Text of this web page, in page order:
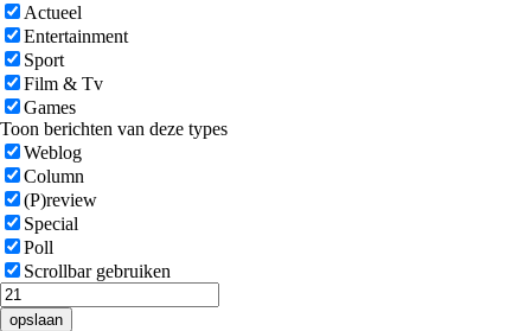
Actueel
Entertainment
Sport
Film & Tv
Games
Toon berichten van deze types
Weblog
Column
(P)review
Special
Poll
Scrollbar gebruiken
opslaan